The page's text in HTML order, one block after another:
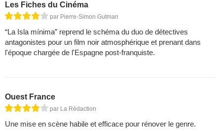
Les Fiches du Cinéma
par Pierre-Simon Gutman
“La Isla mínima” reprend le schéma du duo de détectives
antagonistes pour un film noir atmosphérique et prenant dans
l'époque chargée de l'Espagne post-franquiste.
Ouest France
par La Rédaction
Une mise en scène habile et efficace pour rénover le genre.